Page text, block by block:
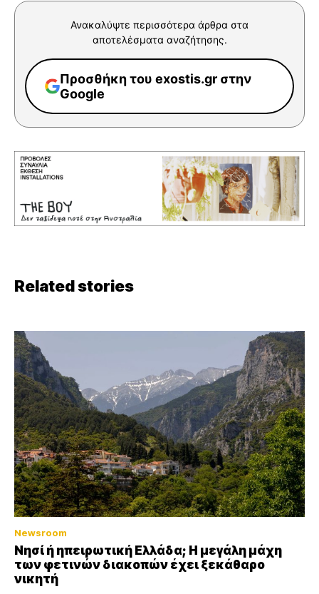
Ανακαλύψτε περισσότερα άρθρα στα
αποτελέσματα αναζήτησης.
Προσθήκη του exostis.gr στην
Google
Related stories
Newsroom
Νησί ή ηπειρωτική Ελλάδα; Η μεγάλη μάχη
των φετινών διακοπών έχει ξεκάθαρο
νικητή